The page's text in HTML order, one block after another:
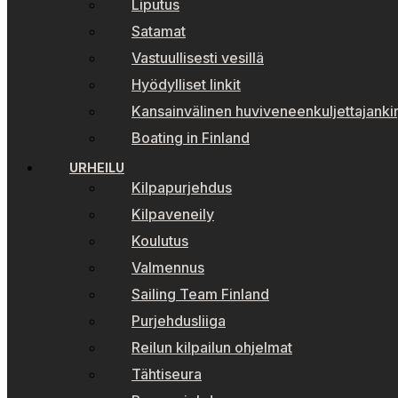
Liputus
Satamat
Vastuullisesti vesillä
Hyödylliset linkit
Kansainvälinen
Boating in Finland
URHEILU
Kilpapurjehdus
Kilpaveneily
Koulutus
Valmennus
Sailing Team Finland
Purjehdusliiga
Reilun kilpailun ohjelmat
Tähtiseura